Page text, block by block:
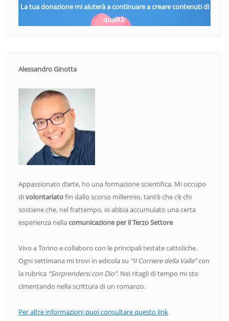
La tua donazione mi aiuterà a continuare a creare contenuti di
qualità:
Alessandro Ginotta
Appassionato d’arte, ho una formazione scientifica. Mi occupo
divolontariatofin dallo scorso millennio, tant’è che c’è chi
sostiene che, nel frattempo, io abbia accumulato una certa
esperienza nellacomunicazione per il Terzo Settore
Vivo a Torino e collaboro con le principali testate cattoliche.
Ogni settimana mi trovi in edicola su “Il Corriere della Valle”con
la rubrica “Sorprendersi con Dio”. Nei ritagli di tempo mi sto
cimentando nella scrittura di un romanzo.
Per altre informazioni puoi consultare questo link